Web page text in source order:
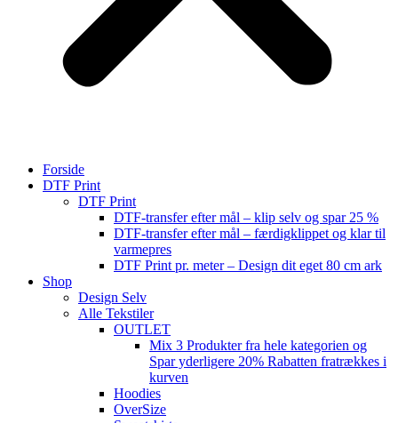
Forside
DTF Print
DTF Print
DTF-transfer efter mål – klip selv og spar 25 %
DTF-transfer efter mål – færdigklippet og klar til
varmepres
DTF Print pr. meter – Design dit eget 80 cm ark
Shop
Design Selv
Alle Tekstiler
OUTLET
Mix 3 Produkter fra hele kategorien og
Spar yderligere 20% Rabatten fratrækkes i
kurven
Hoodies
OverSize